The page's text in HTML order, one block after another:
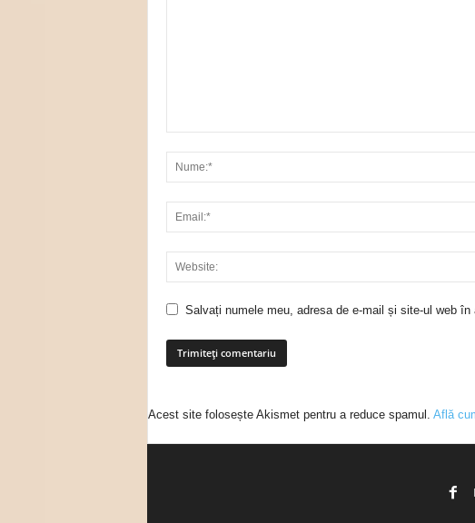
Salvați numele meu, adresa de e-mail și site-ul web în
Acest site folosește Akismet pentru a reduce spamul. Află